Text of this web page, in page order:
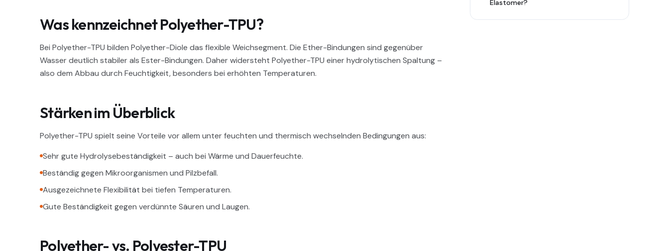
Was kennzeichnet Polyether-TPU?
Bei Polyether-TPU bilden Polyether-Diole das flexible Weichsegment. Die Ether-Bindungen sind gegenüber
Wasser deutlich stabiler als Ester-Bindungen. Daher widersteht Polyether-TPU einer hydrolytischen Spaltung –
also dem Abbau durch Feuchtigkeit, besonders bei erhöhten Temperaturen.
Stärken im Überblick
Polyether-TPU spielt seine Vorteile vor allem unter feuchten und thermisch wechselnden Bedingungen aus:
Sehr gute Hydrolysebeständigkeit – auch bei Wärme und Dauerfeuchte.
Beständig gegen Mikroorganismen und Pilzbefall.
Ausgezeichnete Flexibilität bei tiefen Temperaturen.
Gute Beständigkeit gegen verdünnte Säuren und Laugen.
Polyether- vs. Polyester-TPU
Elastomer?